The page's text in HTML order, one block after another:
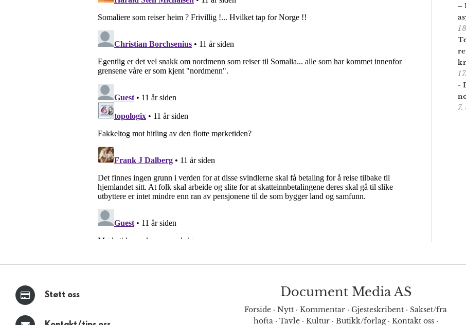
–
-
7.
Støtt oss Document Media AS
Forside · Nytt · Kommentar · Gjesteskribent · Sakset/fra
hofta· Tavle· Kultur· Butikk/forlag· Kontakt oss·